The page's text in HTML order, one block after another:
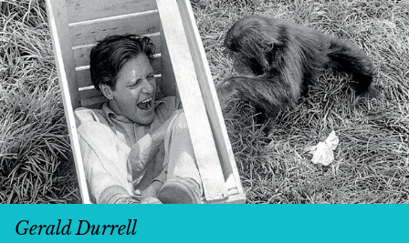
Gerald Durrell